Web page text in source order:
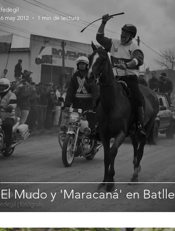
El Mudo y 'Maracaná' en Batlle
fedegil
6 may 2012
1 min de lectura